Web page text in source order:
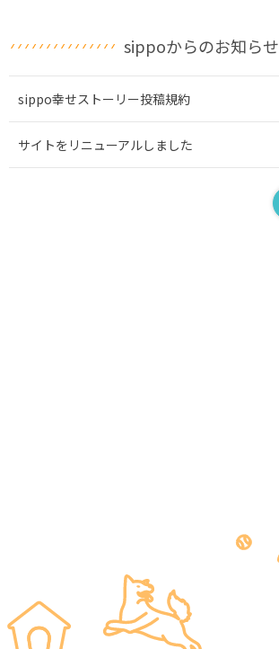
sippoからのお知らせ
sippo幸せストーリー投稿規約
サイトをリニューアルしました